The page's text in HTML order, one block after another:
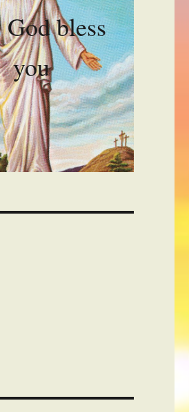
bless
you